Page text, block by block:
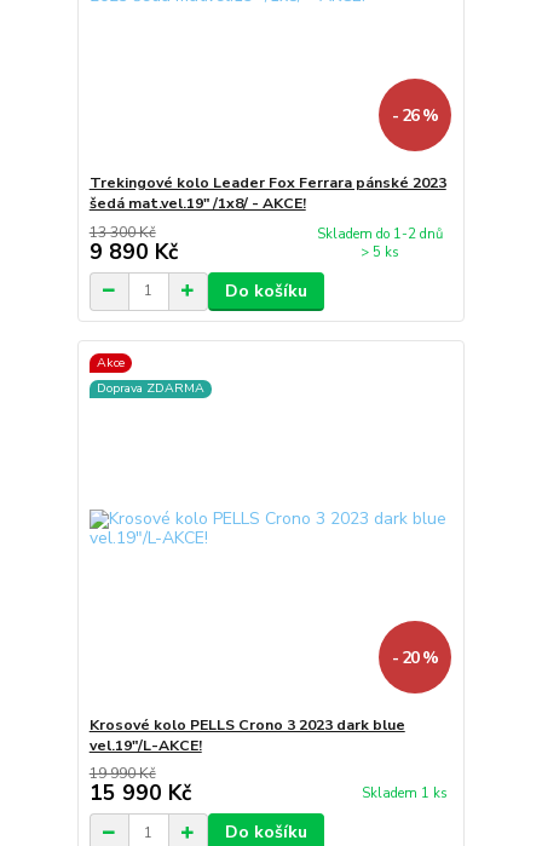
- 26 %
Trekingové kolo Leader Fox Ferrara pánské 2023
šedá mat.vel.19" /1x8/ - AKCE!
13 300 Kč
9 890 Kč
Skladem do 1-2 dnů
> 5 ks
Do košíku
Akce
Doprava ZDARMA
- 20 %
Krosové kolo PELLS Crono 3 2023 dark blue
vel.19"/L-AKCE!
19 990 Kč
15 990 Kč Skladem 1 ks
Do košíku